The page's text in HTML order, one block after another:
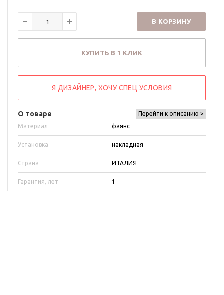
О товаре
Перейти к описанию >
Материал
фаянс
Установка накладная
Страна ИТАЛИЯ
Гарантия, лет 1
В КОРЗИНУ
КУПИТЬ В 1 КЛИК
Я ДИЗАЙНЕР, ХОЧУ СПЕЦ УСЛОВИЯ